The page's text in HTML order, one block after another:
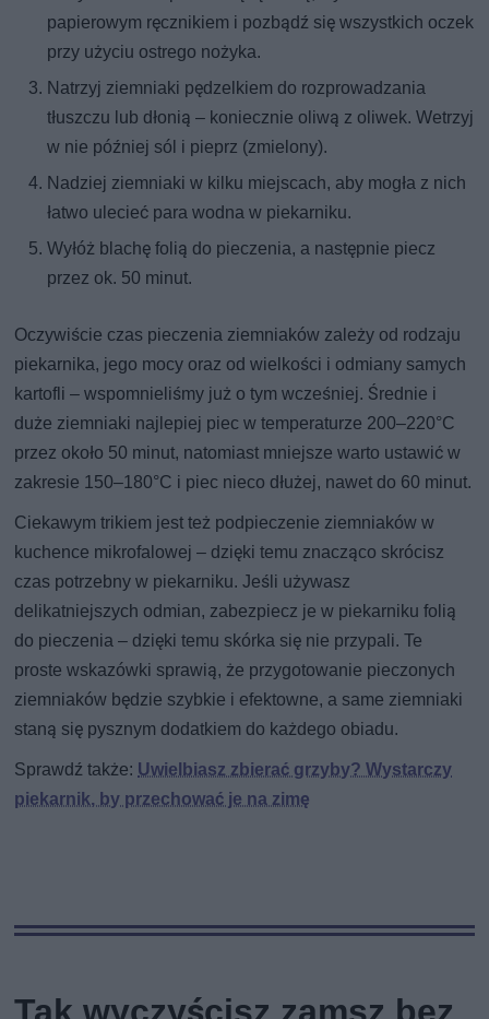
papierowym ręcznikiem i pozbądź się wszystkich oczek
przy użyciu ostrego nożyka.
Natrzyj ziemniaki pędzelkiem do rozprowadzania
tłuszczu lub dłonią – koniecznie oliwą z oliwek. Wetrzyj
w nie później sól i pieprz (zmielony).
Nadziej ziemniaki w kilku miejscach, aby mogła z nich
łatwo ulecieć para wodna w piekarniku.
Wyłóż blachę folią do pieczenia, a następnie piecz
przez ok. 50 minut.
Oczywiście czas pieczenia ziemniaków zależy od rodzaju
piekarnika, jego mocy oraz od wielkości i odmiany samych
kartofli – wspomnieliśmy już o tym wcześniej. Średnie i
duże ziemniaki najlepiej piec w temperaturze 200–220°C
przez około 50 minut, natomiast mniejsze warto ustawić w
zakresie 150–180°C i piec nieco dłużej, nawet do 60 minut.
Ciekawym trikiem jest też podpieczenie ziemniaków w
kuchence mikrofalowej – dzięki temu znacząco skrócisz
czas potrzebny w piekarniku. Jeśli używasz
delikatniejszych odmian, zabezpiecz je w piekarniku folią
do pieczenia – dzięki temu skórka się nie przypali. Te
proste wskazówki sprawią, że przygotowanie pieczonych
ziemniaków będzie szybkie i efektowne, a same ziemniaki
staną się pysznym dodatkiem do każdego obiadu.
Sprawdź także: Uwielbiasz zbierać grzyby? Wystarczy
piekarnik, by przechować je na zimę